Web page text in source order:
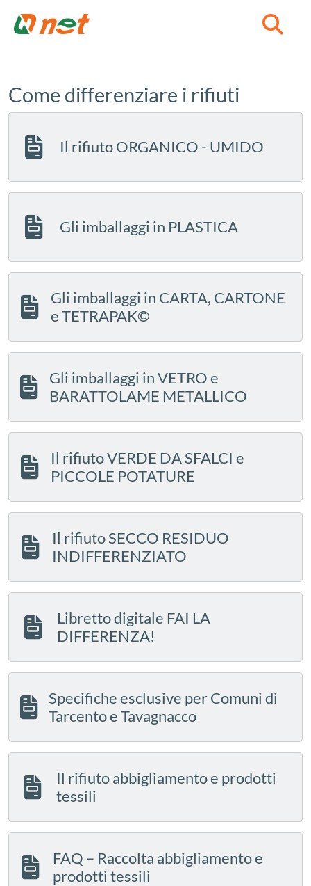
Come differenziare i rifiuti
Il rifiuto ORGANICO - UMIDO
Gli imballaggi in PLASTICA
Gli imballaggi in CARTA, CARTONE
e TETRAPAK©
Gli imballaggi in VETRO e
BARATTOLAME METALLICO
Il rifiuto VERDE DA SFALCI e
PICCOLE POTATURE
Il rifiuto SECCO RESIDUO
INDIFFERENZIATO
Libretto digitale FAI LA
DIFFERENZA!
Specifiche esclusive per Comuni di
Tarcento e Tavagnacco
Il rifiuto abbigliamento e prodotti
tessili
FAQ – Raccolta abbigliamento e
prodotti tessili